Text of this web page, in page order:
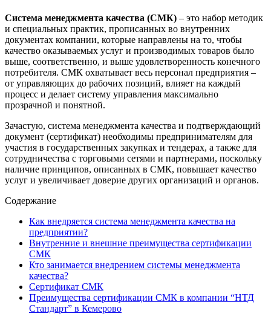
Система менеджмента качества (СМК) – это набор методик
и специальных практик, прописанных во внутренних
документах компании, которые направлены на то, чтобы
качество оказываемых услуг и производимых товаров было
выше, соответственно, и выше удовлетворенность конечного
потребителя. СМК охватывает весь персонал предприятия –
от управляющих до рабочих позиций, влияет на каждый
процесс и делает систему управления максимально
прозрачной и понятной.
Зачастую, система менеджмента качества и подтверждающий
документ (сертификат) необходимы предпринимателям для
участия в государственных закупках и тендерах, а также для
сотрудничества с торговыми сетями и партнерами, поскольку
наличие принципов, описанных в СМК, повышает качество
услуг и увеличивает доверие других организаций и органов.
Содержание
Как внедряется система менеджмента качества на
предприятии?
Внутренние и внешние преимущества сертификации
СМК
Кто занимается внедрением системы менеджмента
качества?
Сертификат СМК
Преимущества сертификации СМК в компании “НТД
Стандарт” в Кемерово